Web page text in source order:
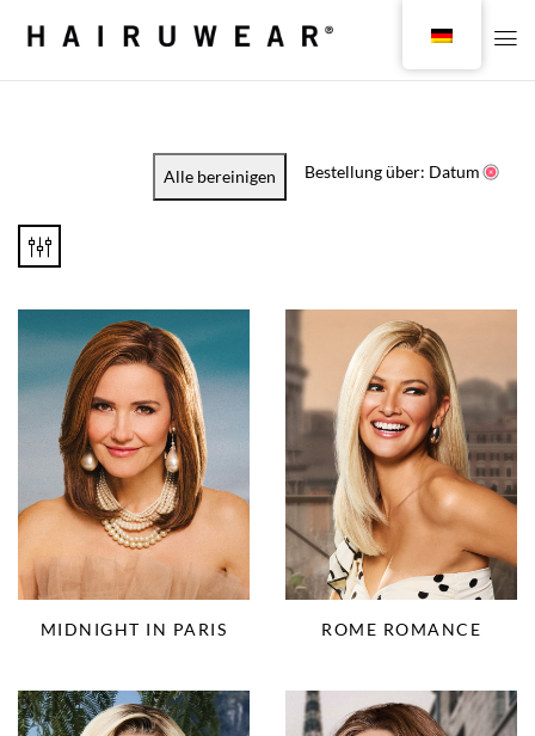
Alle bereinigen Bestellung über: Datum
MIDNIGHT IN PARIS ROME ROMANCE